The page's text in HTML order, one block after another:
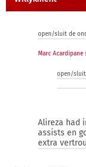
open/sluit de
Marc Acardipane
open/sluit
Alireza had
assists en
extra